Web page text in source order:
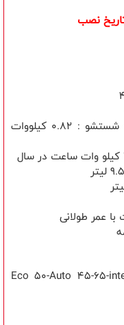
میزان مصرف انرژی در هر چرخه شستشو : 0.82 کیلووات
عمر طولانی
Eco 50-Auto 45-65-